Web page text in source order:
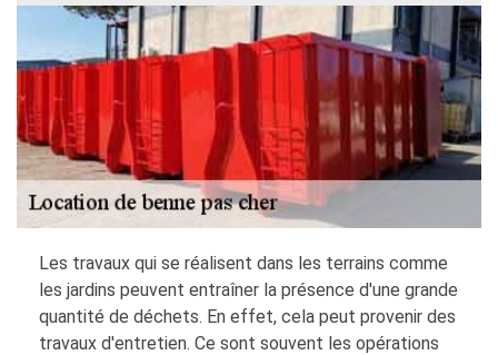
Les travaux qui se réalisent dans les terrains comme
les jardins peuvent entraîner la présence d'une grande
quantité de déchets. En effet, cela peut provenir des
travaux d'entretien. Ce sont souvent les opérations